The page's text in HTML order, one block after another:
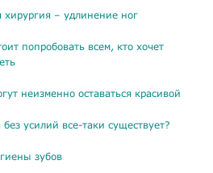
хирургия – удлинение ног
попробовать всем, кто хочет
неизменно оставаться красивой
усилий все-таки существует?
зубов